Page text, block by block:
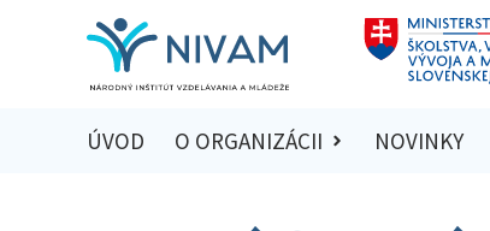
ÚVOD O ORGANIZÁCII NOVINKY